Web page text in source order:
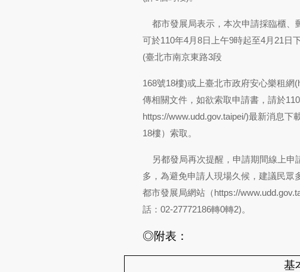
都市發展局表示，本次申請採臨櫃、
可於110年4月8日上午9時起至4月21日
(臺北市南京東路3段
168號18樓)或上臺北市政府安心樂租網
傳相關文件，如欲索取申請書，請於
https://www.udd.gov.taipei/)最新消息下
18樓）索取。
另都發局再次提醒，申請期間線上申
多，為避免申請人現場久候，建議民眾
都市發展局網站（https://
話：02-27772186轉0轉2)。
◎附表：
基